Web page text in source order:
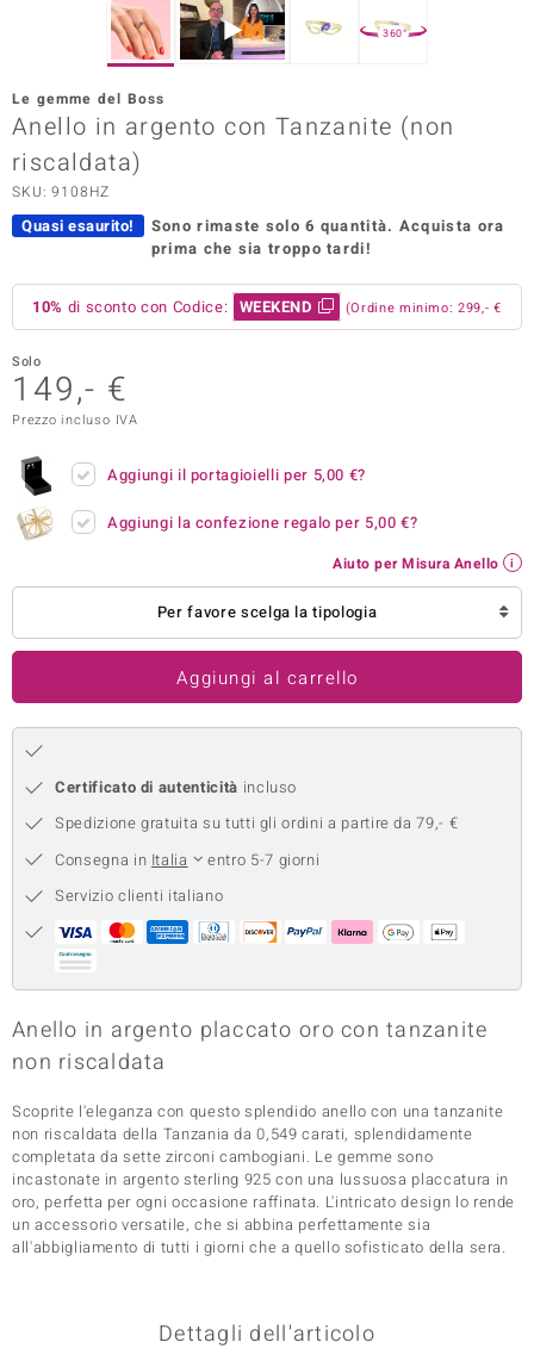
Paraíso
del Boss
Collection
by de Melo
360°
Le gemme del Boss
Anello in argento con Tanzanite (non
riscaldata)
SKU: 9108HZ
Quasi esaurito! Sono rimaste solo 6 quantità. Acquista ora
prima che sia troppo tardi!
10% di sconto con Codice: WEEKEND (Ordine minimo: 299,- €
Solo
149,- €
Prezzo incluso IVA
Aggiungi il portagioielli per 5,00 €?
Aggiungi la confezione regalo per 5,00 €?
Aiuto per Misura Anello
Per favore scelga la tipologia
Aggiungi al carrello
Certificato di autenticità incluso
Spedizione gratuita su tutti gli ordini a partire da 79,- €
Consegna in Italia
entro 5-7 giorni
Servizio clienti italiano
Anello in argento placcato oro con tanzanite
non riscaldata
Scoprite l'eleganza con questo splendido anello con una tanzanite
non riscaldata della Tanzania da 0,549 carati, splendidamente
completata da sette zirconi cambogiani. Le gemme sono
incastonate in argento sterling 925 con una lussuosa placcatura in
oro, perfetta per ogni occasione raffinata. L'intricato design lo rende
un accessorio versatile, che si abbina perfettamente sia
all'abbigliamento di tutti i giorni che a quello sofisticato della sera.
Dettagli dell'articolo